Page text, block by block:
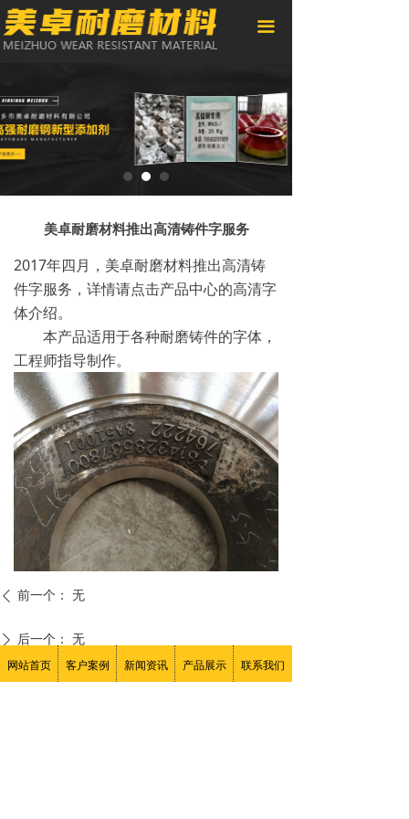
끀
网站首页
产品展示
新闻资讯
客户案例
联系我们
美卓耐磨材料推出高清铸件字服务
2017年四月，美卓耐磨材料推出高清铸
件字服务，详情请点击产品中心的高清字
体介绍。
本产品适用于各种耐磨铸件的字体，
工程师指导制作。
ꄴ 前一个： 无
ꄲ 后一个： 无
咨询热线： 服务热线：
网站首页 客户案例 新闻资讯 产品展示 联系我们